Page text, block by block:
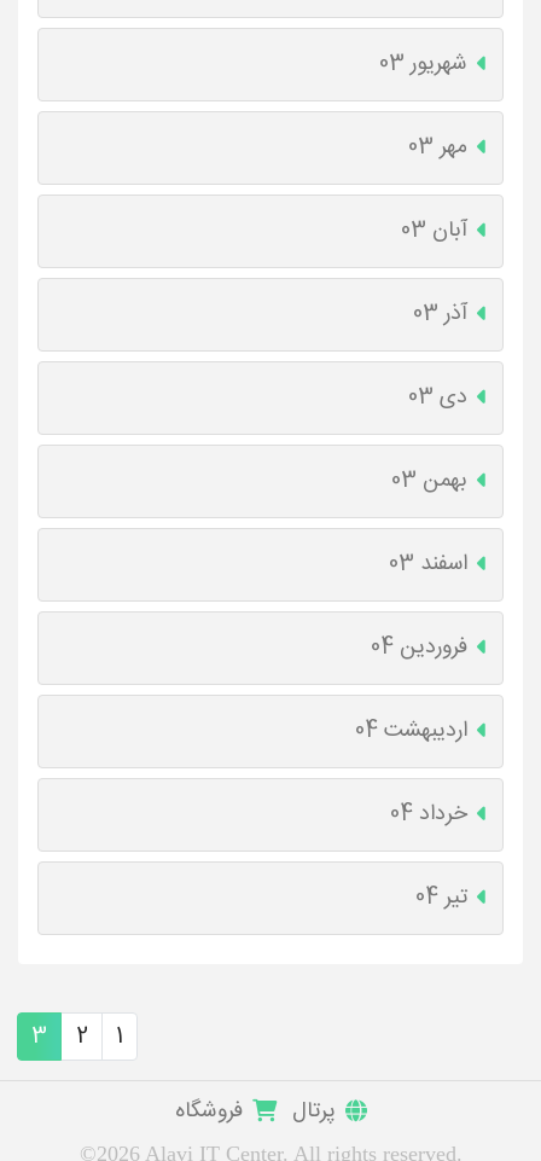
شهریور 03
مهر 03
آبان 03
آذر 03
دی 03
بهمن 03
اسفند 03
فروردین 04
اردیبهشت 04
خرداد 04
تیر 04
1
2
3
پرتال فروشگاه
©2026 Alavi IT Center. All rights reserved.